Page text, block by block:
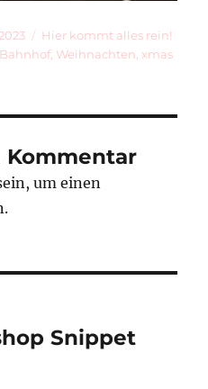
Kategorien
Hier kommt alles rein!
, Weihnachten, xmas
Kommentar
um einen
Snippet